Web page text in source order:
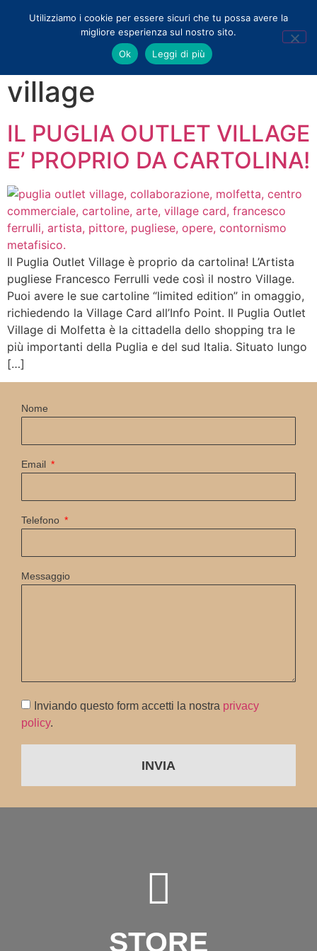
puglia outlet
village
IL PUGLIA OUTLET VILLAGE
E’ PROPRIO DA CARTOLINA!
Il Puglia Outlet Village è proprio da cartolina! L’Artista
pugliese Francesco Ferrulli vede così il nostro Village.
Puoi avere le sue cartoline “limited edition” in omaggio,
richiedendo la Village Card all’Info Point. Il Puglia Outlet
Village di Molfetta è la cittadella dello shopping tra le
più importanti della Puglia e del sud Italia. Situato lungo
[…]
Nome
Email
Telefono
Messaggio
Inviando questo form accetti la nostra privacy
policy.
INVIA
STORE
Utilizziamo i cookie per essere sicuri che tu possa avere la
migliore esperienza sul nostro sito.
Ok
Leggi di più